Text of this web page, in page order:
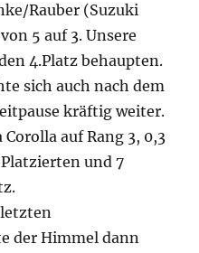
Rauber (Suzuki
5 auf 3. Unsere
4.Platz behaupten.
sich auch nach dem
kräftig weiter.
auf Rang 3, 0,3
und 7
der Himmel dann